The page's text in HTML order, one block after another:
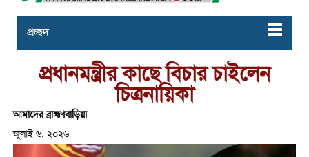
প্রচ্ছদ
প্রধানমন্ত্রীর কাছে বিচার চাইলেন
চিত্রনায়িকা
আমাদের ব্রাহ্মণবাড়িয়া
জুলাই ৬, ২০২৬